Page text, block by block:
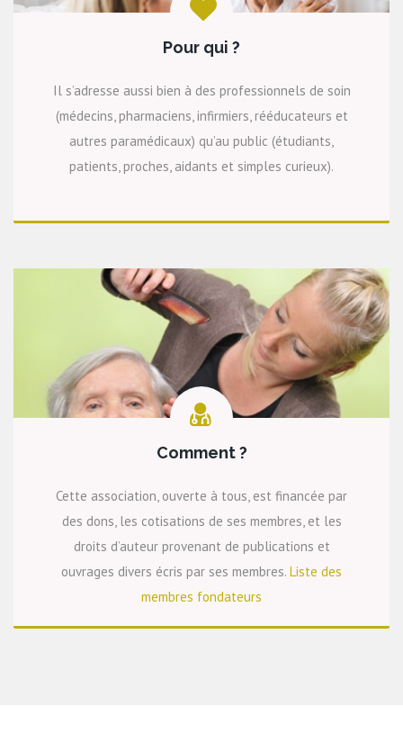
Pour qui ?
Il s’adresse aussi bien à des professionnels de soin
(médecins, pharmaciens, infirmiers, rééducateurs et
autres paramédicaux) qu’au public (étudiants,
patients, proches, aidants et simples curieux).
Comment ?
Cette association, ouverte à tous, est financée par
des dons, les cotisations de ses membres, et les
droits d’auteur provenant de publications et
ouvrages divers écris par ses membres. Liste des
membres fondateurs